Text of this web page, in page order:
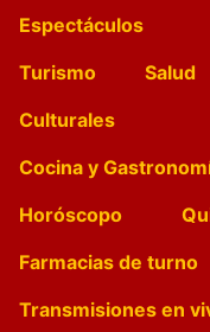
Espectáculos
Turismo
Salud
Culturales
Cocina y
Horóscopo
Farmacias de turno
Transmisiones en